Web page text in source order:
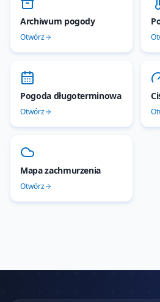
Archiwum pogody
Otwórz
Pogoda długoterminowa
Otwórz
Mapa zachmurzenia
Otwórz